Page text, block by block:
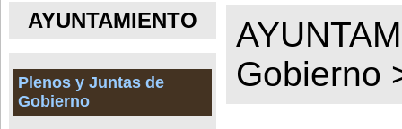
AYUNTAMIENTO
Plenos y Juntas de
Gobierno
Gobierno